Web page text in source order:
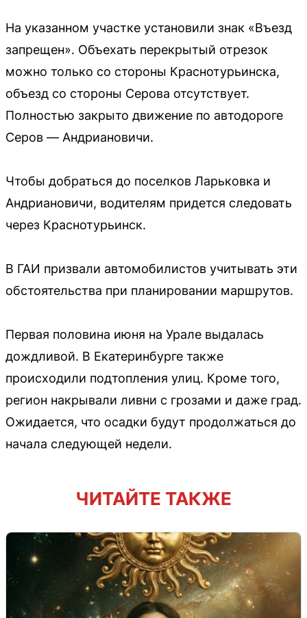
На указанном участке установили знак «Въезд
запрещен». Объехать перекрытый отрезок
можно только со стороны Краснотурьинска,
объезд со стороны Серова отсутствует.
Полностью закрыто движение по автодороге
Серов — Андриановичи.
Чтобы добраться до поселков Ларьковка и
Андриановичи, водителям придется следовать
через Краснотурьинск.
В ГАИ призвали автомобилистов учитывать эти
обстоятельства при планировании маршрутов.
Первая половина июня на Урале выдалась
дождливой. В Екатеринбурге также
происходили подтопления улиц. Кроме того,
регион накрывали ливни с грозами и даже град.
Ожидается, что осадки будут продолжаться до
начала следующей недели.
ЧИТАЙТЕ ТАКЖЕ